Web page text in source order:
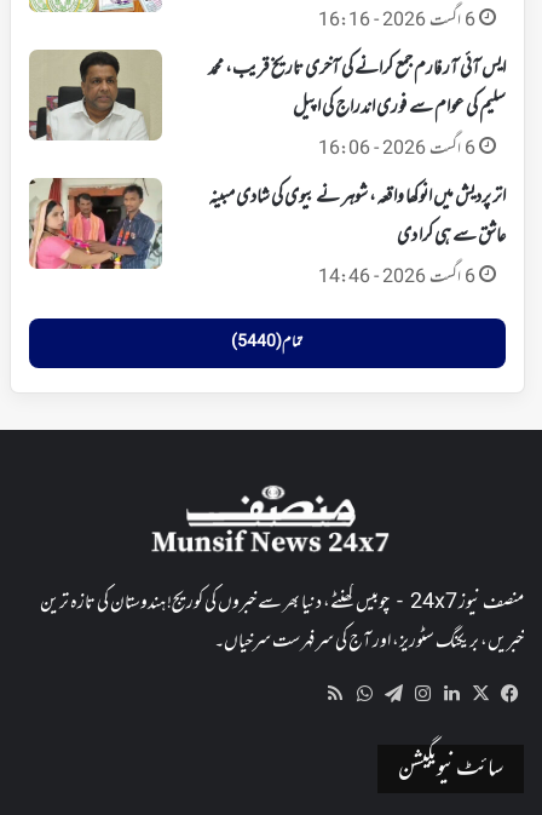
6 اگست 2026 - 16:16
ایس آئی آر فارم جمع کرانے کی آخری تاریخ قریب، محمد
سلیم کی عوام سے فوری اندراج کی اپیل
6 اگست 2026 - 16:06
اتر پردیش میں انوکھا واقعہ، شوہر نے بیوی کی شادی مبینہ
عاشق سے ہی کرا دی
6 اگست 2026 - 14:46
تمام (5440)
منصف نیوز 24x7 - چوبیس گھنٹے، دنیا بھر سے خبروں کی کوریج! ہندوستان کی تازہ ترین
خبریں، بریکنگ سٹوریز، اور آج کی سرفہرست سرخیاں۔
Facebook
X
LinkedIn
Instagram
Telegram
WhatsApp
سائٹ نیویگیشن